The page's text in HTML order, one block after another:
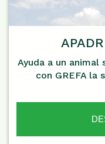
Ayuda a un
con GREFA la